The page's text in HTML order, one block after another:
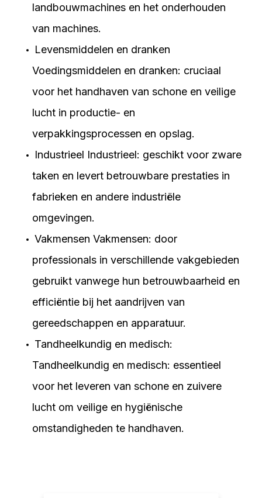
landbouwmachines en het onderhouden
van machines.
Levensmiddelen en dranken
Voedingsmiddelen en dranken: cruciaal
voor het handhaven van schone en veilige
lucht in productie- en
verpakkingsprocessen en opslag.
Industrieel Industrieel: geschikt voor zware
taken en levert betrouwbare prestaties in
fabrieken en andere industriële
omgevingen.
Vakmensen Vakmensen: door
professionals in verschillende vakgebieden
gebruikt vanwege hun betrouwbaarheid en
efficiëntie bij het aandrijven van
gereedschappen en apparatuur.
Tandheelkundig en medisch:
Tandheelkundig en medisch: essentieel
voor het leveren van schone en zuivere
lucht om veilige en hygiënische
omstandigheden te handhaven.